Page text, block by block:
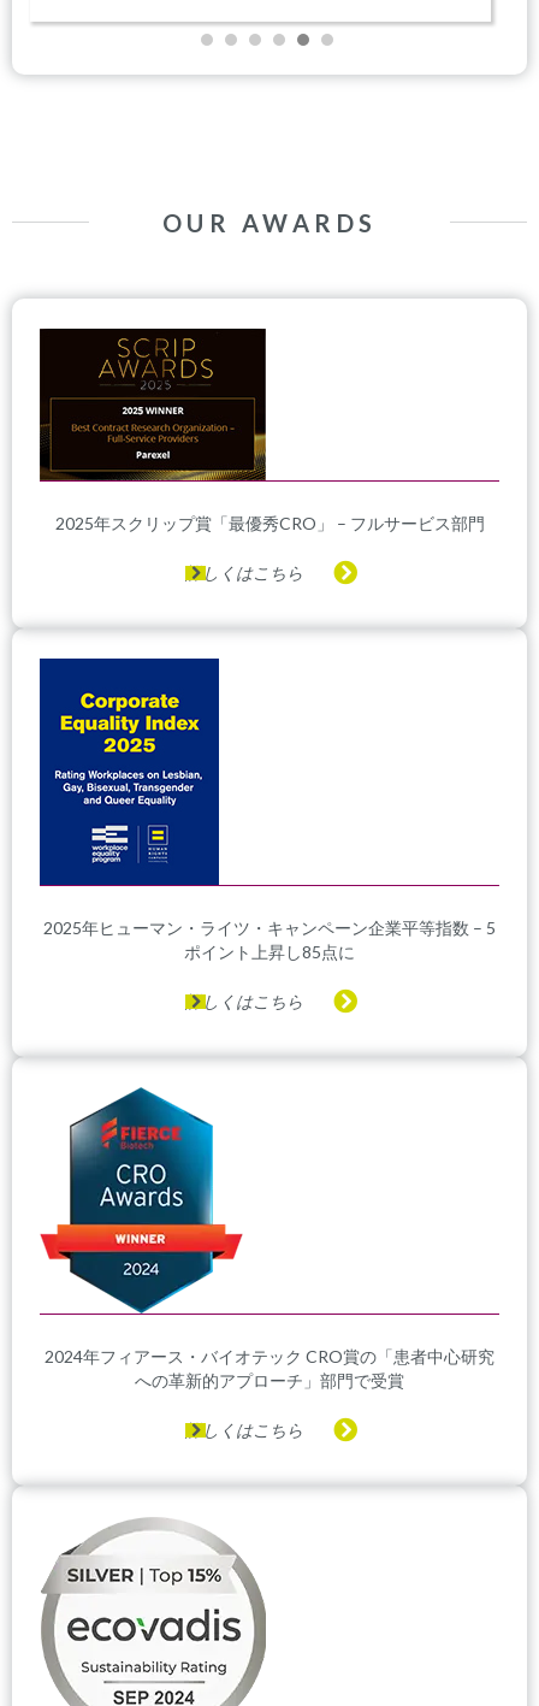
OUR AWARDS
2025年スクリップ賞「最優秀CRO」 – フルサービス部門
詳しくはこちら
2025年ヒューマン・ライツ・キャンペーン企業平等指数 – 5
ポイント上昇し85点に
詳しくはこちら
2024年フィアース・バイオテック CRO賞の「患者中心研究
への革新的アプローチ」部門で受賞
詳しくはこちら